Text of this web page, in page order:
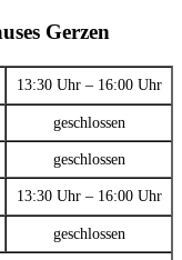
Gerzen
13:30 Uhr – 16:00 Uhr
geschlossen
geschlossen
13:30 Uhr – 16:00 Uhr
geschlossen